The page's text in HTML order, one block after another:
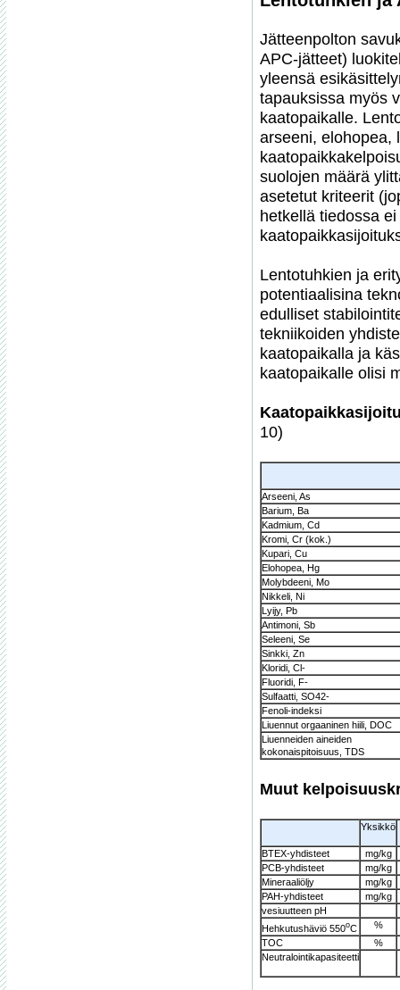
Jätteenpolton
APC-jätteet)
yleensä
tapauksissa myös
kaatopaikalle.
arseeni, elohopea,
suolojen määrä
asetetut kriteerit
hetkellä tiedossa
Lentotuhkien ja
potentiaalisina
edulliset
tekniikoiden
kaatopaikalla ja
kaatopaikalle olisi
10)
Arseeni, As
Barium, Ba
Kadmium, Cd
Kromi, Cr (kok.)
Kupari, Cu
Elohopea, Hg
Molybdeeni, Mo
Nikkeli, Ni
Lyijy, Pb
Antimoni, Sb
Seleeni, Se
Sinkki, Zn
Kloridi, Cl-
Fluoridi, F-
Sulfaatti, SO42-
Fenoli-indeksi
Liuennut orgaaninen hiili, DOC
Liuenneiden aineiden
kokonaispitoisuus, TDS
Muut
Yksikkö
BTEX-yhdisteet
mg/kg
PCB-yhdisteet
mg/kg
Mineraaliöljy
mg/kg
PAH-yhdisteet
mg/kg
vesiuutteen pH
Hehkutushäviö 550oC
%
TOC
%
Neutralointikapasiteetti